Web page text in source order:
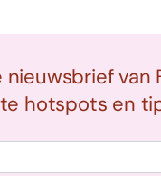
van
hotspots en